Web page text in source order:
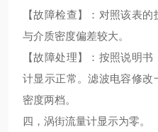
【故障检查】：对照该表
与介质密度偏差较大。
【故障处理】：按照说明
计显示正常。滤波电容修
密度两档。
四，涡街流量计显示为零。